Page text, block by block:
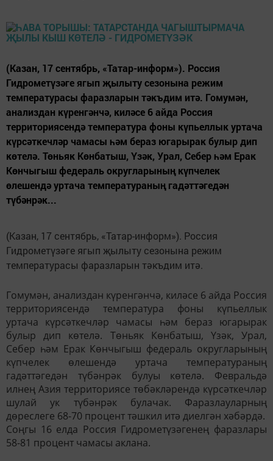
(Казан, 17 сентябрь, «Татар-информ»). Россия
Гидрометүзәге ягып җылыту сезонына режим
температурасы фаразларын тәкъдим итә. Гомумән,
анализдан күренгәнчә, киләсе 6 айда Россия
территориясендә температура фоны күпьеллык уртача
күрсәткечләр чамасы һәм бераз югарырак булыр дип
көтелә. Төньяк Көнбатыш, Үзәк, Урал, Себер һәм Ерак
Көнчыгыш федераль округларының күпчелек
өлешендә уртача температураның гадәттәгедән
түбәнрәк...
(Казан, 17 сентябрь, «Татар-информ»). Россия
Гидрометүзәге ягып җылыту сезонына режим
температурасы фаразларын тәкъдим итә.
Гомумән, анализдан күренгәнчә, киләсе 6 айда Россия
территориясендә температура фоны күпьеллык
уртача күрсәткечләр чамасы һәм бераз югарырак
булыр дип көтелә. Төньяк Көнбатыш, Үзәк, Урал,
Себер һәм Ерак Көнчыгыш федераль округларының
күпчелек өлешендә уртача температураның
гадәттәгедән түбәнрәк булуы көтелә. Февральдә
илнең Азия территориясе төбәкләрендә күрсәткечләр
шулай ук түбәнрәк булачак. Фаразлауларның
дөреслеге 68-70 процент тәшкил итә диелгән хәбәрдә.
Соңгы 16 елда Россия Гидрометүзәгенең фаразлары
58-81 процент чамасы аклана.